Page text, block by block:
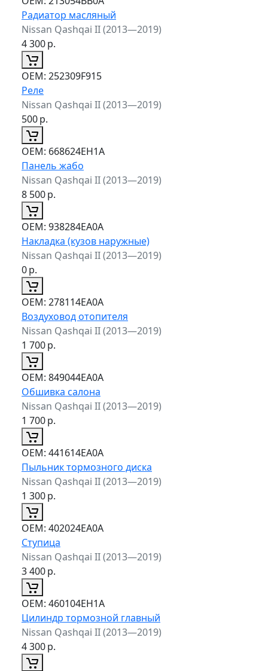
Радиатор масляный
Nissan Qashqai II (2013—2019)
4 300р.
ОЕМ: 252309F915
Реле
Nissan Qashqai II (2013—2019)
500р.
ОЕМ: 668624EH1A
Панель жабо
Nissan Qashqai II (2013—2019)
8 500р.
ОЕМ: 938284EA0A
Накладка (кузов наружные)
Nissan Qashqai II (2013—2019)
0р.
ОЕМ: 278114EA0A
Воздуховод отопителя
Nissan Qashqai II (2013—2019)
1 700р.
ОЕМ: 849044EA0A
Обшивка салона
Nissan Qashqai II (2013—2019)
1 700р.
ОЕМ: 441614EA0A
Пыльник тормозного диска
Nissan Qashqai II (2013—2019)
1 300р.
ОЕМ: 402024EA0A
Ступица
Nissan Qashqai II (2013—2019)
3 400р.
ОЕМ: 460104EH1A
Цилиндр тормозной главный
Nissan Qashqai II (2013—2019)
4 300р.